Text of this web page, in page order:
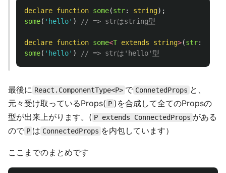
declare function some(str: string);
some( ' hello' ) // => strはstring型
declare function some<T extends string>(str:
some( ' hello' ) // => strは'hello'型
最後に React.ComponentType<P> で ConnetedProps と、
元々受け取っているProps( P )を合成して全てのPropsの
型が出来上がります。( P extends ConnectedProps がある
ので P は ConnectedProps を内包しています）
ここまでのまとめです